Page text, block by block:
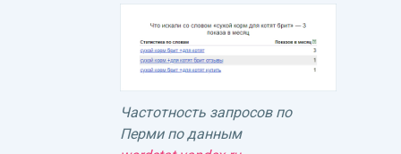
Частотность запросов по
Перми по данным